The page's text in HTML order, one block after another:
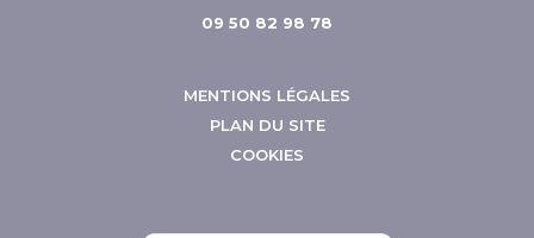
09 50 82 98 78
MENTIONS LÉGALES
PLAN DU SITE
COOKIES